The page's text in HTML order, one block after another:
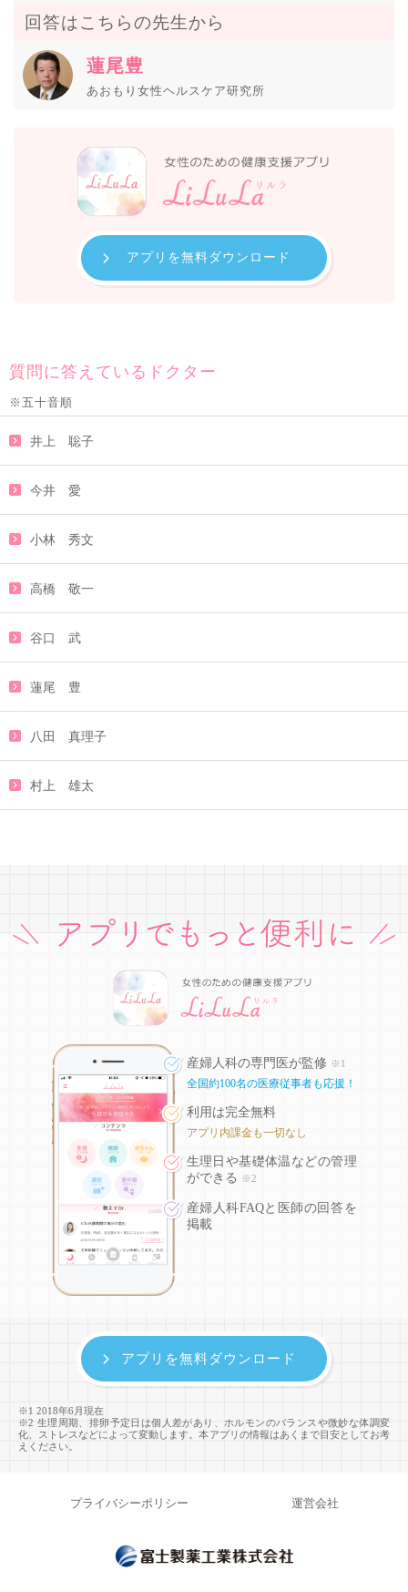
回答はこちらの先生から
蓮尾豊
あおもり女性ヘルスケア研究所
アプリを無料ダウンロード
質問に答えているドクター
※五十音順
井上 聡子
今井 愛
小林 秀文
高橋 敬一
谷口 武
蓮尾 豊
八田 真理子
村上 雄太
産婦人科の専門医が監修 ※1
全国約100名の医療従事者も応援！
利用は完全無料
アプリ内課金も一切なし
生理日や基礎体温などの管理
ができる
※2
産婦人科FAQと医師の回答を
掲載
※1 2018年6月現在
※2 生理周期、排卵予定日は個人差があり、ホルモンのバランスや微妙な体調変
化、ストレスなどによって変動します。本アプリの情報はあくまで目安としてお考
えください。
アプリを無料ダウンロード
プライバシーポリシー 運営会社